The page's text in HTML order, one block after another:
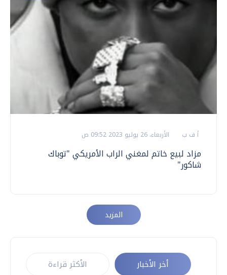
أ ف ب الأربعاء، 26 يوليو 2023 09:52 ص
مزاد لبيع خاتم لمغني الراب الأمريكي "توباك
شاكور"
المزيد
أخر الأخبار الأكثر قراءة